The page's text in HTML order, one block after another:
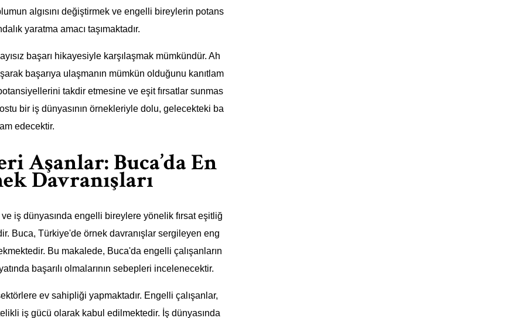
algısını değiştirmek ve engelli bireylerin potans
yaratma amacı taşımaktadır.
başarı hikayesiyle karşılaşmak mümkündür. Ah
başarıya ulaşmanın mümkün olduğunu kanıtlam
takdir etmesine ve eşit fırsatlar sunmas
bir iş dünyasının örnekleriyle dolu, gelecekteki ba
edecektir.
Aşanlar: Buca’da En
Davranışları
iş dünyasında engelli bireylere yönelik fırsat eşitliğ
Buca, Türkiye'de örnek davranışlar sergileyen eng
Bu makalede, Buca'da engelli çalışanların
başarılı olmalarının sebepleri incelenecektir.
ev sahipliği yapmaktadır. Engelli çalışanlar,
iş gücü olarak kabul edilmektedir. İş dünyasında